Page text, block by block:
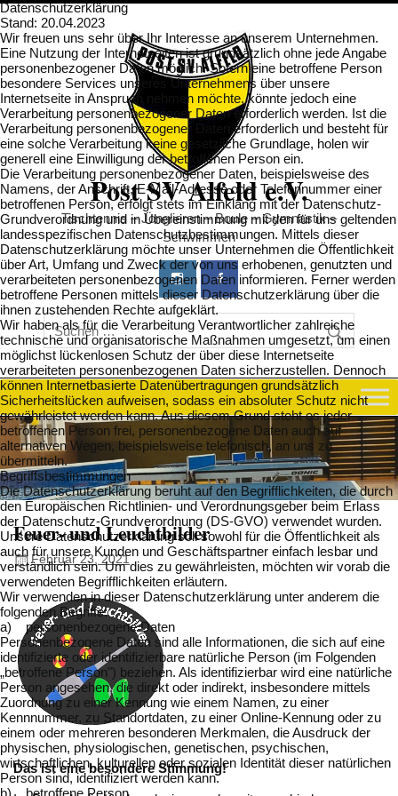
Post SV Alfeld e.V.
Tischtennis – Jonglieren – Boule – Gymnastik –
Schwimmen
Feuer- und Leuchtbilder
Februar 23, 2021
Das ist eine besondere Stimmung!
Datenschutzerklärung
Stand: 20.04.2023
Wir freuen uns sehr über Ihr Interesse an unserem Unternehmen.
Eine Nutzung der Internetseiten ist grundsätzlich ohne jede Angabe
personenbezogener Daten möglich. Sofern eine betroffene Person
besondere Services unseres Unternehmens über unsere
Internetseite in Anspruch nehmen möchte, könnte jedoch eine
Verarbeitung personenbezogener Daten erforderlich werden. Ist die
Verarbeitung personenbezogener Daten erforderlich und besteht für
eine solche Verarbeitung keine gesetzliche Grundlage, holen wir
generell eine Einwilligung der betroffenen Person ein.
Die Verarbeitung personenbezogener Daten, beispielsweise des
Namens, der Anschrift, E-Mail-Adresse oder Telefonnummer einer
betroffenen Person, erfolgt stets im Einklang mit der Datenschutz-
Grundverordnung und in Übereinstimmung mit den für uns geltenden
landesspezifischen Datenschutzbestimmungen. Mittels dieser
Datenschutzerklärung möchte unser Unternehmen die Öffentlichkeit
über Art, Umfang und Zweck der von uns erhobenen, genutzten und
verarbeiteten personenbezogenen Daten informieren. Ferner werden
betroffene Personen mittels dieser Datenschutzerklärung über die
ihnen zustehenden Rechte aufgeklärt.
Wir haben als für die Verarbeitung Verantwortlicher zahlreiche
technische und organisatorische Maßnahmen umgesetzt, um einen
möglichst lückenlosen Schutz der über diese Internetseite
verarbeiteten personenbezogenen Daten sicherzustellen. Dennoch
können Internetbasierte Datenübertragungen grundsätzlich
Sicherheitslücken aufweisen, sodass ein absoluter Schutz nicht
gewährleistet werden kann. Aus diesem Grund steht es jeder
betroffenen Person frei, personenbezogene Daten auch auf
alternativen Wegen, beispielsweise telefonisch, an uns zu
übermitteln.
Begriffsbestimmungen
Die Datenschutzerklärung beruht auf den Begrifflichkeiten, die durch
den Europäischen Richtlinien- und Verordnungsgeber beim Erlass
der Datenschutz-Grundverordnung (DS-GVO) verwendet wurden.
Unsere Datenschutzerklärung soll sowohl für die Öffentlichkeit als
auch für unsere Kunden und Geschäftspartner einfach lesbar und
verständlich sein. Um dies zu gewährleisten, möchten wir vorab die
verwendeten Begrifflichkeiten erläutern.
Wir verwenden in dieser Datenschutzerklärung unter anderem die
folgenden Begriffe:
a) personenbezogene Daten
Personenbezogene Daten sind alle Informationen, die sich auf eine
identifizierte oder identifizierbare natürliche Person (im Folgenden
„betroffene Person") beziehen. Als identifizierbar wird eine natürliche
Person angesehen, die direkt oder indirekt, insbesondere mittels
Zuordnung zu einer Kennung wie einem Namen, zu einer
Kennnummer, zu Standortdaten, zu einer Online-Kennung oder zu
einem oder mehreren besonderen Merkmalen, die Ausdruck der
physischen, physiologischen, genetischen, psychischen,
wirtschaftlichen, kulturellen oder sozialen Identität dieser natürlichen
Person sind, identifiziert werden kann.
b) betroffene Person